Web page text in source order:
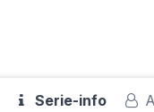
Serie-info